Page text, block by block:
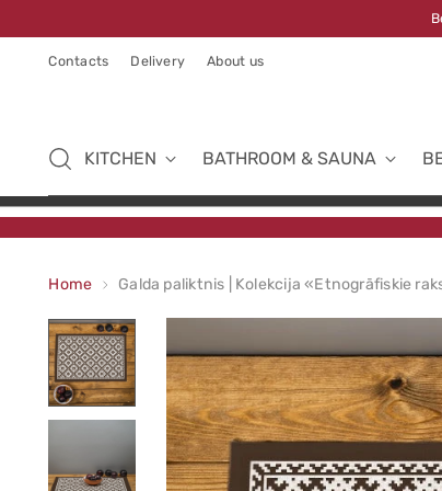
Contacts Delivery About us
KITCHEN BATHROOM & SAUNA
Home Galda paliktnis | Kolekcija «Etnogrāfiskie